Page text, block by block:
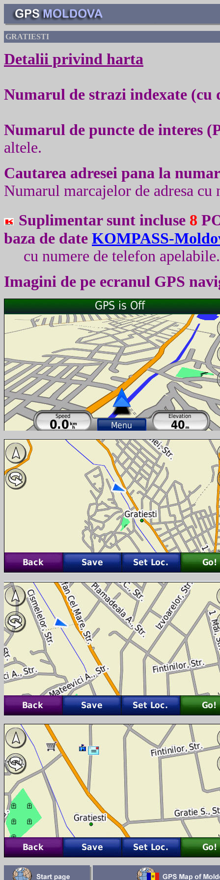
GRATIESTI
Detalii privind harta
Numarul de strazi indexate
Numarul de puncte de interes (
altele.
Cautarea adresei pana la
Numarul marcajelor de adresa cu
Suplimentar sunt incluse 8
baza de date KOMPASS-
cu numere de telefon apelabile
Imagini de pe ecranul GPS